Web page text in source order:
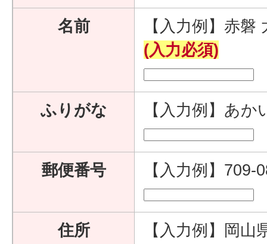
名前
【入力例】赤磐
(入力必須)
ふりがな 【入力例】あ
郵便番号 【入力例】
住所
【入力例】岡